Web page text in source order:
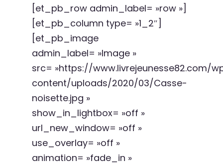
[et_pb_row admin_label= »row »]
[et_pb_column type= »1_2″]
[et_pb_image
admin_label= »Image »
src= »https://www.livrejeunesse82.com/
content/uploads/2020/03/Casse-
noisette.jpg »
show_in_lightbox= »off »
url_new_window= »off »
use_overlay= »off »
animation= »fade_in »